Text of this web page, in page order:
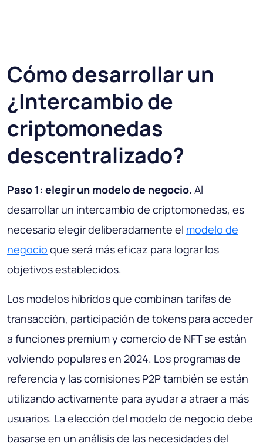
Cómo desarrollar un
¿Intercambio de
criptomonedas
descentralizado?
Paso 1: elegir un modelo de negocio. Al
desarrollar un intercambio de criptomonedas, es
necesario elegir deliberadamente el modelo de
negocio que será más eficaz para lograr los
objetivos establecidos.
Los modelos híbridos que combinan tarifas de
transacción, participación de tokens para acceder
a funciones premium y comercio de NFT se están
volviendo populares en 2024. Los programas de
referencia y las comisiones P2P también se están
utilizando activamente para ayudar a atraer a más
usuarios. La elección del modelo de negocio debe
basarse en un análisis de las necesidades del